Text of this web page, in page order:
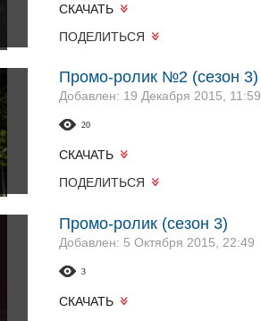
СКАЧАТЬ
ПОДЕЛИТЬСЯ
Промо-ролик №2 (сезон 3)
Добавлен: 19 Декабря 2015, 11:59
20
СКАЧАТЬ
ПОДЕЛИТЬСЯ
Промо-ролик (сезон 3)
Добавлен: 5 Октября 2015, 22:49
3
СКАЧАТЬ